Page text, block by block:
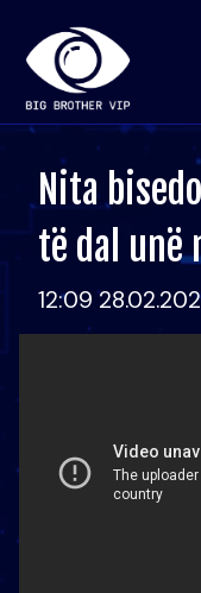
Nita
të dal unë
12:09